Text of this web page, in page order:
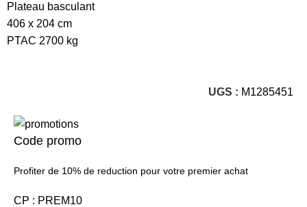
Plateau basculant
406 x 204 cm
PTAC 2700 kg
UGS : M1285451
Code promo
Profiter de 10% de reduction pour votre premier achat
CP : PREM10